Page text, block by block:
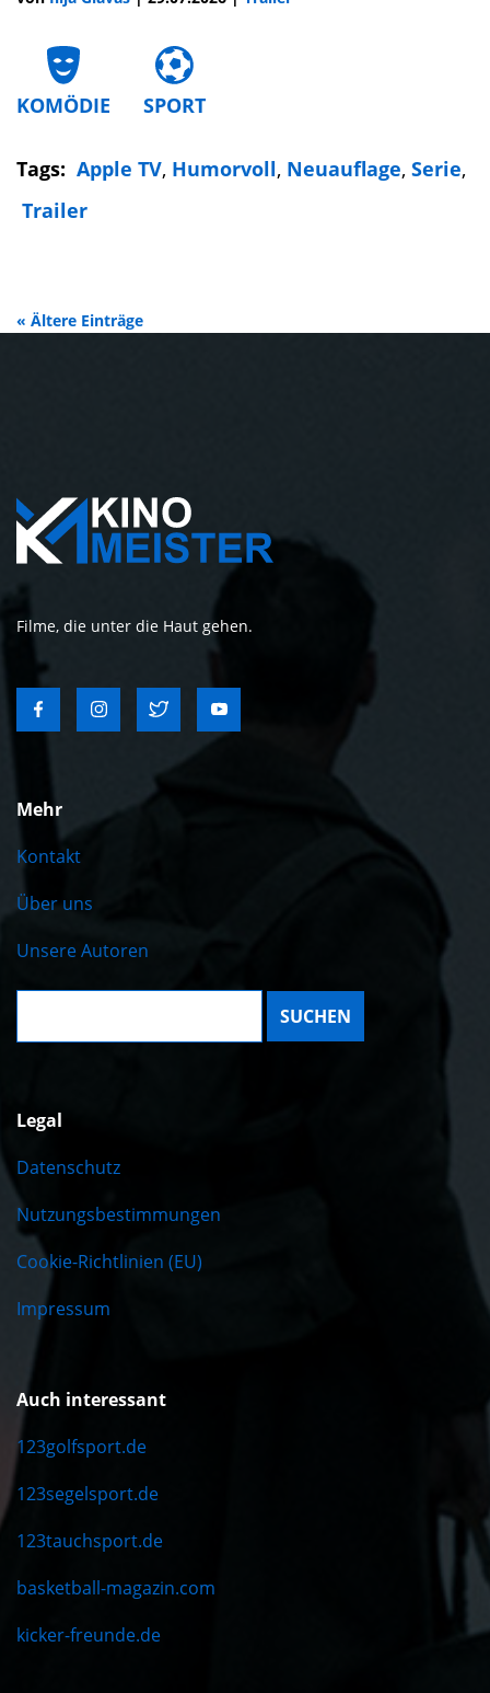
KOMÖDIE SPORT
Tags: Apple TV, Humorvoll, Neuauflage, Serie,
Trailer
« Ältere Einträge
Filme, die unter die Haut gehen.
Mehr
Kontakt
Über uns
Unsere Autoren
Suche:
Legal
Datenschutz
Nutzungsbestimmungen
Cookie-Richtlinien (EU)
Impressum
Auch interessant
123golfsport.de
123segelsport.de
123tauchsport.de
basketball-magazin.com
kicker-freunde.de